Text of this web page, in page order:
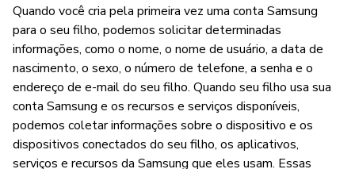
Quando você cria pela primeira vez uma conta Samsung
para o seu filho, podemos solicitar determinadas
informações, como o nome, o nome de usuário, a data de
nascimento, o sexo, o número de telefone, a senha e o
endereço de e-mail do seu filho. Quando seu filho usa sua
conta Samsung e os recursos e serviços disponíveis,
podemos coletar informações sobre o dispositivo e os
dispositivos conectados do seu filho, os aplicativos,
serviços e recursos da Samsung que eles usam. Essas